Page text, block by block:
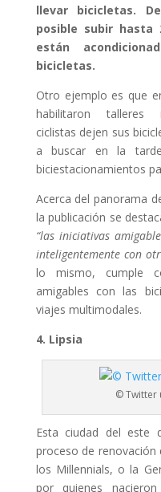
llevar bicicletas.
posible subir hasta
están
bicicletas.
Otro ejemplo es que
habilitaron
ciclistas dejen sus
a buscar en la
biciestacionamientos
Acerca del panorama
la publicación se
“las iniciativas
inteligentemente con
lo mismo, cumple
amigables con las
viajes multimodales.
4. Lipsia
© Twitter
Esta ciudad del este
proceso de renovación
los Millennials, o la
por quienes